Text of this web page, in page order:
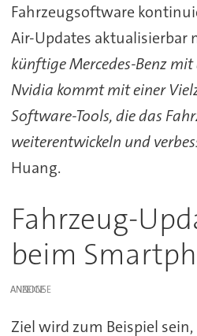
Fahrzeugsoftware
Air-Updates aktualisierbar
künftige Mercedes-Benz
Nvidia kommt mit einer
Software-Tools, die das
weiterentwickeln und
Huang.
Fahrzeug-
beim
ANZEIGE
Ziel wird zum Beispiel